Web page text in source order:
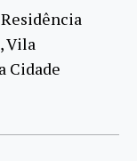
Vila
Cidade